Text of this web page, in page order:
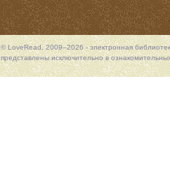
© LoveRead, 2009–2026 - электронная
представлены исключительно в